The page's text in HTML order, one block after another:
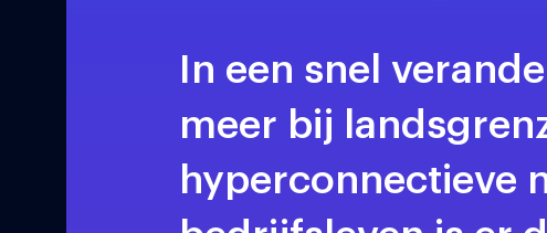
In een snel
meer bij
hyperconnectieve